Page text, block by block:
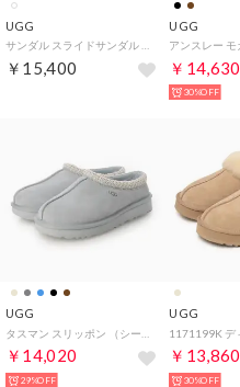
UGG
￥15,400
UGG
￥14,630
30%OFF
UGG
￥14,020
29%OFF
UGG
￥13,860
30%OFF